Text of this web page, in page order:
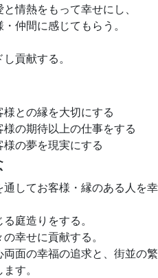
情熱をもって幸せにし、
仲間に感じてもらう。
貢献する。
との縁を大切にする
の期待以上の仕事をする
の夢を現実にする
してお客様・縁のある人を幸
庭造りをする。
幸せに貢献する。
面の幸福の追求と、街並の繁
す。